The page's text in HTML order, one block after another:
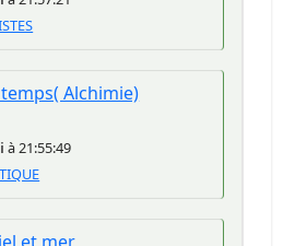
temps( Alchimie)
à 21:55:49